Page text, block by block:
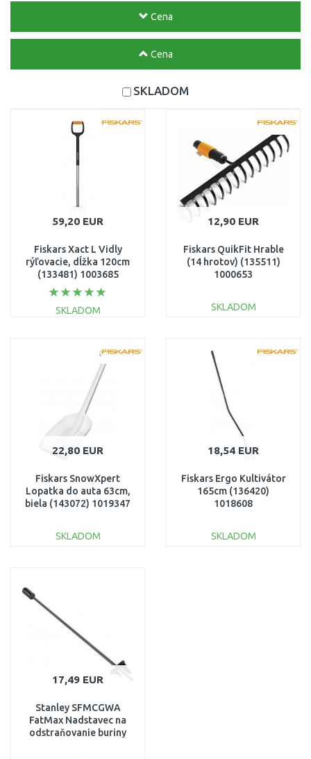
Cena
Cena
SKLADOM
59,20 EUR
Fiskars Xact L Vidly
rýľovacie, dĺžka 120cm
(133481) 1003685
SKLADOM
Porovnať
12,90 EUR
Fiskars QuikFit Hrable
(14 hrotov) (135511)
1000653
SKLADOM
22,80 EUR
Fiskars SnowXpert
Lopatka do auta 63cm,
biela (143072) 1019347
SKLADOM
18,54 EUR
Fiskars Ergo Kultivátor
165cm (136420)
1018608
SKLADOM
17,49 EUR
Stanley SFMCGWA
FatMax Nadstavec na
odstraňovanie buriny